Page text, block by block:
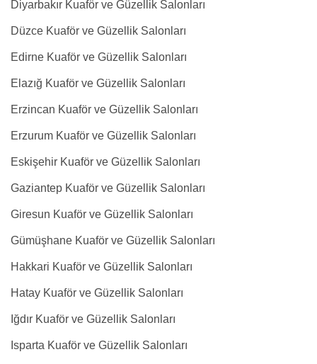
Diyarbakır Kuaför ve Güzellik Salonları
Düzce Kuaför ve Güzellik Salonları
Edirne Kuaför ve Güzellik Salonları
Elazığ Kuaför ve Güzellik Salonları
Erzincan Kuaför ve Güzellik Salonları
Erzurum Kuaför ve Güzellik Salonları
Eskişehir Kuaför ve Güzellik Salonları
Gaziantep Kuaför ve Güzellik Salonları
Giresun Kuaför ve Güzellik Salonları
Gümüşhane Kuaför ve Güzellik Salonları
Hakkari Kuaför ve Güzellik Salonları
Hatay Kuaför ve Güzellik Salonları
Iğdır Kuaför ve Güzellik Salonları
Isparta Kuaför ve Güzellik Salonları